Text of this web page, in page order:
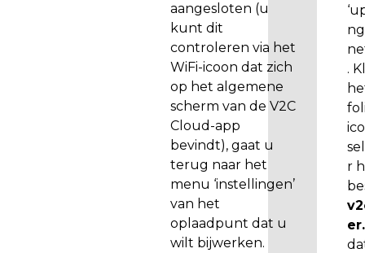
aangesloten (u
kunt dit
controleren via het
WiFi-icoon dat zich
op het algemene
scherm van de V2C
Cloud-app
bevindt), gaat u
terug naar het
menu ‘instellingen’
van het
oplaadpunt dat u
wilt bijwerken.
.
r